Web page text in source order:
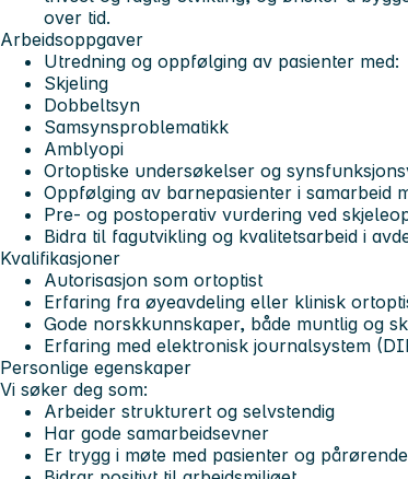
over tid.
Arbeidsoppgaver
Utredning og oppfølging av pasienter med:
Skjeling
Dobbeltsyn
Samsynsproblematikk
Amblyopi
Ortoptiske undersøkelser og
Oppfølging av barnepasienter i samarbeid
Pre- og postoperativ vurdering ved
Bidra til fagutvikling og kvalitetsarbeid i
Kvalifikasjoner
Autorisasjon som ortoptist
Erfaring fra øyeavdeling eller klinisk
Gode norskkunnskaper, både muntlig og
Erfaring med elektronisk journalsystem
Personlige egenskaper
Vi søker deg som:
Arbeider strukturert og selvstendig
Har gode samarbeidsevner
Er trygg i møte med pasienter og pårørende